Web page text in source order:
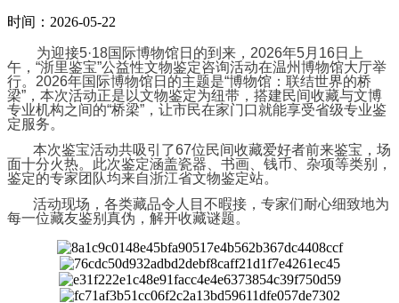
时间：2026-05-22
为迎接5·18国际博物馆日的到来，2026年5月16日上
午，“浙里鉴宝”公益性文物鉴定咨询活动在温州博物馆大厅举
行。2026年国际博物馆日的主题是“博物馆：联结世界的桥
梁”，本次活动正是以文物鉴定为纽带，搭建民间收藏与文博
专业机构之间的“桥梁”，让市民在家门口就能享受省级专业鉴
定服务。
本次鉴宝活动共吸引了67位民间收藏爱好者前来鉴宝，场
面十分火热。此次鉴定涵盖瓷器、书画、钱币、杂项等类别，
鉴定的专家团队均来自浙江省文物鉴定站。
活动现场，各类藏品令人目不暇接，专家们耐心细致地为
每一位藏友鉴别真伪，解开收藏谜题。